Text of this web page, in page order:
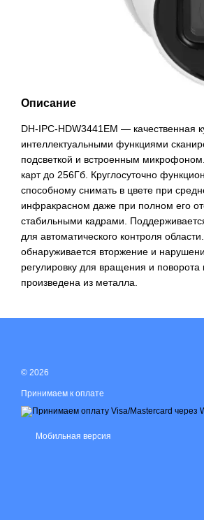
Описание
DH-IPC-HDW3441EM — качественная
интеллектуальными функциями
подсветкой и встроенным
карт до 256Гб. Круглосуточно
способному снимать в цвете при
инфракрасном даже при полном его
стабильными кадрами.
для автоматического контроля
обнаруживается вторжение и
регулировку для вращения и
произведена из металла.
© 2026
Принимаем к оплате
Мобильная версия